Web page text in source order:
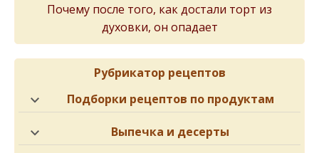
Почему после того, как достали торт из
духовки, он опадает
Рубрикатор рецептов
Подборки рецептов по продуктам
Выпечка и десерты